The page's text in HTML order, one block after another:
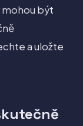
mohou být
a uložte